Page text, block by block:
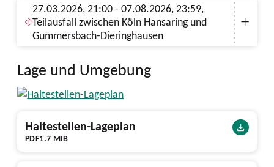
27.03.2026, 21:00 - 07.08.2026, 23:59,
Teilausfall zwischen Köln Hansaring und
Gummersbach-Dieringhausen
Lage und Umgebung
PDF1.7 MIB
Haltestellen-Lageplan